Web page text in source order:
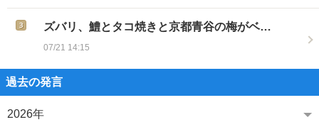
ズバリ、鱧とタコ焼きと京都青谷の梅がベ…
07/21 14:15
過去の発言
2026年